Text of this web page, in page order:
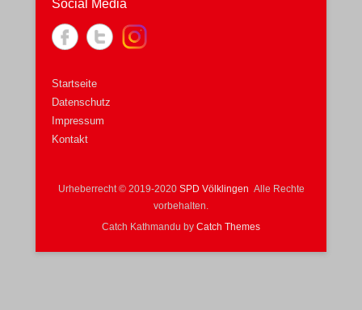
Social Media
Startseite
Datenschutz
Impressum
Kontakt
Urheberrecht © 2019-2020 SPD Völklingen Alle Rechte
vorbehalten.
Catch Kathmandu by Catch Themes